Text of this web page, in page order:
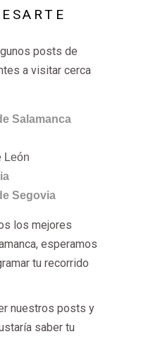
posts de
a visitar cerca
Salamanca
León
Segovia
los mejores
esperamos
tu recorrido
nuestros posts y
saber tu